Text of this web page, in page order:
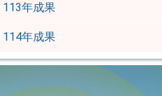
113年成果
114年成果